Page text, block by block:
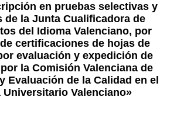
en pruebas selectivas y
de la Junta Cualificadora de
del Idioma Valenciano, por
certificaciones de hojas de
evaluación y expedición de
la Comisión Valenciana de
Evaluación de la Calidad en el
Universitario Valenciano»